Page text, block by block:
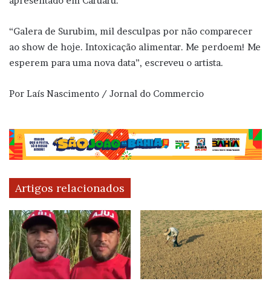
“Galera de Surubim, mil desculpas por não comparecer
ao show de hoje. Intoxicação alimentar. Me perdoem! Me
esperem para uma nova data”, escreveu o artista.
Por Laís Nascimento / Jornal do Commercio
Artigos relacionados